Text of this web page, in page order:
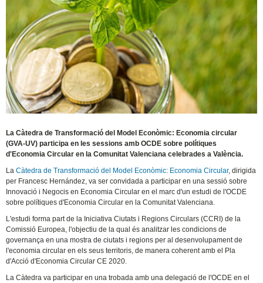
La Càtedra de Transformació del Model Econòmic: Economia circular
(GVA-UV) participa en les sessions amb OCDE sobre polítiques
d'Economia Circular en la Comunitat Valenciana celebrades a València.
LaCàtedra de Transformació del Model Econòmic: Economia Circular, dirigida
per Francesc Hernández, va ser convidada a participar en una sessió sobre
Innovació i Negocis en Economia Circular en el marc d'un estudi de l'OCDE
sobre polítiques d'Economia Circular en la Comunitat Valenciana.
L'estudi forma part de la Iniciativa Ciutats i Regions Circulars (CCRI) de la
Comissió Europea, l'objectiu de la qual és analitzar les condicions de
governança en una mostra de ciutats i regions per al desenvolupament de
l'economia circular en els seus territoris, de manera coherent amb el Pla
d'Acció d'Economia Circular CE 2020.
La Càtedra va participar en una trobada amb una delegació de l'OCDE en el